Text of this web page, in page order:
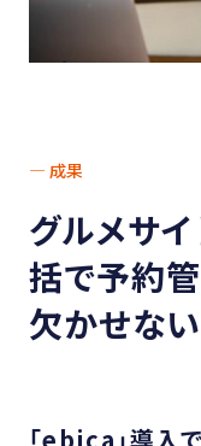
— 成果
グルメサ
括で予約
欠かせな
「ebica」導入